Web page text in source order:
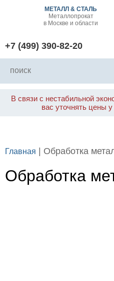
МЕТАЛЛ & СТАЛЬ
Металлопрокат
в Москве и области
+7 (499) 390-82-20
В связи с нестабильной
вас уточнять цены
Главная | Обработка
Обработка